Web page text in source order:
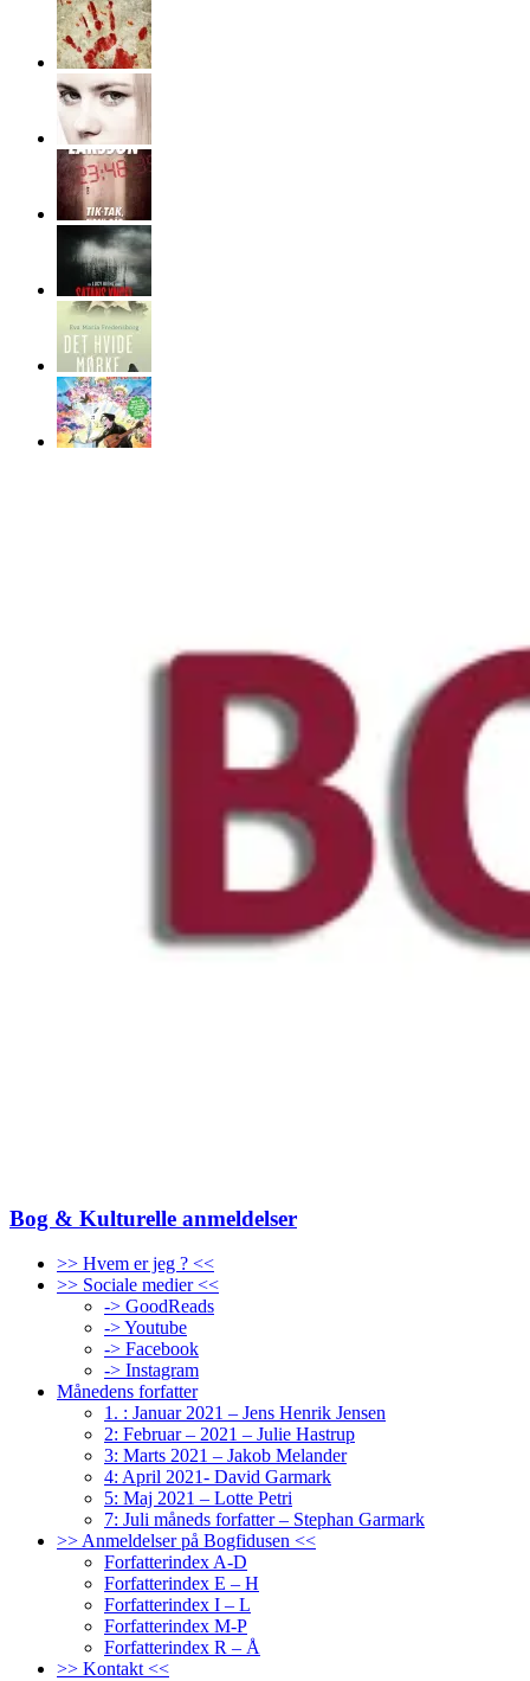
Bog & Kulturelle anmeldelser
>> Hvem er jeg ? <<
>> Sociale medier <<
-> GoodReads
-> Youtube
-> Facebook
-> Instagram
Månedens forfatter
1. : Januar 2021 – Jens Henrik Jensen
2: Februar – 2021 – Julie Hastrup
3: Marts 2021 – Jakob Melander
4: April 2021- David Garmark
5: Maj 2021 – Lotte Petri
7: Juli måneds forfatter – Stephan Garmark
>> Anmeldelser på Bogfidusen <<
Forfatterindex A-D
Forfatterindex E – H
Forfatterindex I – L
Forfatterindex M-P
Forfatterindex R – Å
>> Kontakt <<